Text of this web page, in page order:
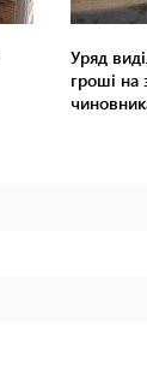
Уряд
гроші на